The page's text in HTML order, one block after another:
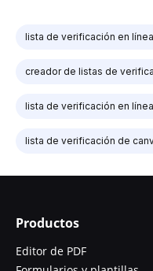
lista de verificación en
creador de listas de
lista de verificación en
lista de verificación de
Productos
Editor de PDF